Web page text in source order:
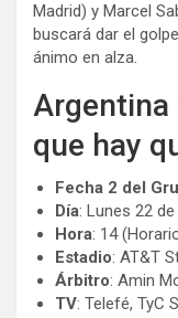
Madrid) y Marcel
buscará dar el
ánimo en alza.
Argentina
que hay
Fecha 2 del
Día: Lunes 22 de
Hora: 14
Estadio: AT&T
Árbitro: Amin
TV: Telefé, TyC